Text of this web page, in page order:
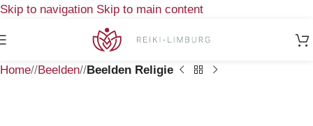
Skip to navigation Skip to main content
Home/ Beelden/ Beelden Religie